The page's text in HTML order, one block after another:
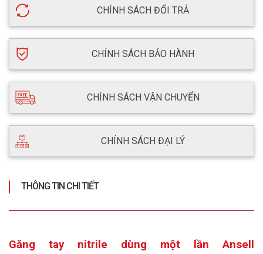
CHÍNH SÁCH ĐỔI TRẢ
CHÍNH SÁCH BẢO HÀNH
CHÍNH SÁCH VẬN CHUYỂN
CHÍNH SÁCH ĐẠI LÝ
THÔNG TIN CHI TIẾT
Găng tay nitrile dùng một lần Ansell